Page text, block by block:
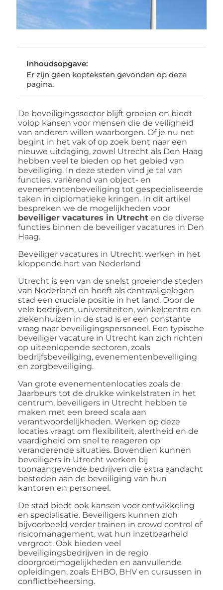
Inhoudsopgave:
Er zijn geen kopteksten gevonden op deze
pagina.
De beveiligingssector blijft groeien en biedt
volop kansen voor mensen die de veiligheid
van anderen willen waarborgen. Of je nu net
begint in het vak of op zoek bent naar een
nieuwe uitdaging, zowel Utrecht als Den Haag
hebben veel te bieden op het gebied van
beveiliging. In deze steden vind je tal van
functies, variërend van object- en
evenementenbeveiliging tot gespecialiseerde
taken in diplomatieke kringen. In dit artikel
bespreken we de mogelijkheden voor
beveiliger vacatures in Utrecht en de diverse
functies binnen de beveiliger vacatures in Den
Haag.
Beveiliger vacatures in Utrecht: werken in het
kloppende hart van Nederland
Utrecht is een van de snelst groeiende steden
van Nederland en heeft als centraal gelegen
stad een cruciale positie in het land. Door de
vele bedrijven, universiteiten, winkelcentra en
ziekenhuizen in de stad is er een constante
vraag naar beveiligingspersoneel. Een typische
beveiliger vacature in Utrecht kan zich richten
op uiteenlopende sectoren, zoals
bedrijfsbeveiliging, evenementenbeveiliging
en zorgbeveiliging.
Van grote evenementenlocaties zoals de
Jaarbeurs tot de drukke winkelstraten in het
centrum, beveiligers in Utrecht hebben te
maken met een breed scala aan
verantwoordelijkheden. Werken op deze
locaties vraagt om flexibiliteit, alertheid en de
vaardigheid om snel te reageren op
veranderende situaties. Bovendien kunnen
beveiligers in Utrecht werken bij
toonaangevende bedrijven die extra aandacht
besteden aan de beveiliging van hun
kantoren en personeel.
De stad biedt ook kansen voor ontwikkeling
en specialisatie. Beveiligers kunnen zich
bijvoorbeeld verder trainen in crowd control of
risicomanagement, wat hun inzetbaarheid
vergroot. Ook bieden veel
beveiligingsbedrijven in de regio
doorgroeimogelijkheden en aanvullende
opleidingen, zoals EHBO, BHV en cursussen in
conflictbeheersing.